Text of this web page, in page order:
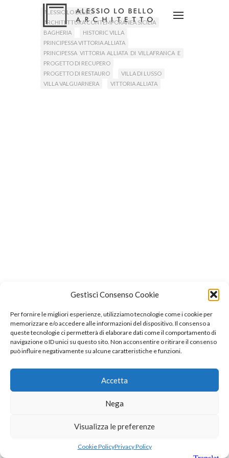
Gestisci Consenso Cookie
Per fornire le migliori esperienze, utilizziamo tecnologie come i cookie per
memorizzare e/o accedere alle informazioni del dispositivo. Il consenso a
queste tecnologie ci permetterà di elaborare dati come il comportamento di
navigazione o ID unici su questo sito. Non acconsentire o ritirare il consenso
può influire negativamente su alcune caratteristiche e funzioni.
Accetta
Nega
Visualizza le preferenze
Cookie PolicyPrivacy Policy
Leggi Tutto
ALESSIO LO BELLO
ARCHITETTURA CONTEMPORANEA SICILIA
BAGHERIA
HISTORIC VILLA
PRINCIPESSA VITTORIA ALLIATA
PRINCIPESSA VITTORIA ALLIATA DI VILLAFRANCA E
VALGUARNERA
PROGETTO DI RECUPERO
PROGETTO DI RESTAURO
VILLA DI LUSSO
VILLA VALGUARNERA
VITTORIA ALLIATA